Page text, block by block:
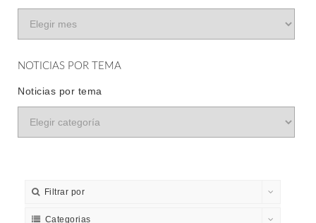
NOTICIAS POR TEMA
Noticias por tema
Filtrar por
Categorias